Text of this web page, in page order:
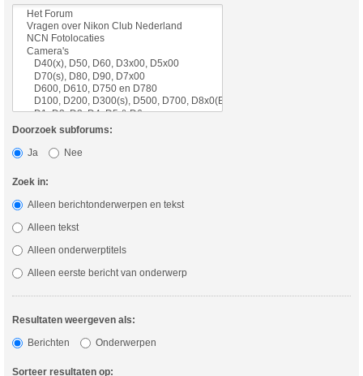
Doorzoek subforums:
Ja
Nee
Zoek in:
Alleen berichtonderwerpen en tekst
Alleen tekst
Alleen onderwerptitels
Alleen eerste bericht van onderwerp
Resultaten weergeven als:
Berichten
Onderwerpen
Sorteer resultaten op: